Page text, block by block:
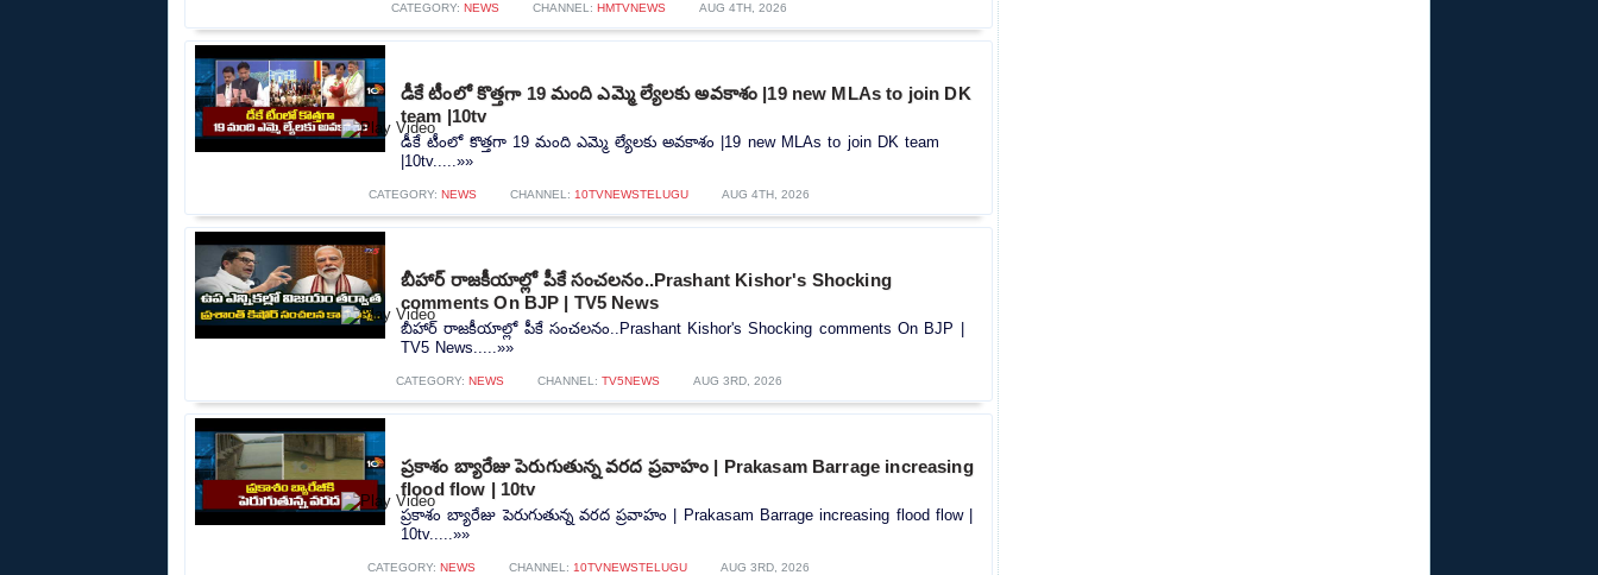
CATEGORY: NEWS CHANNEL: HMTVNEWS AUG 4TH, 2026
డీకే టీంలో కొత్తగా 19 మంది ఎమ్మె ల్యేలకు అవకాశం |19 new MLAs to join DK
team |10tv
డీకే టీంలో కొత్తగా 19 మంది ఎమ్మె ల్యేలకు అవకాశం |19 new MLAs to join DK team
|10tv.....»»
CATEGORY: NEWS CHANNEL: 10TVNEWSTELUGU AUG 4TH, 2026
బీహార్ రాజకీయాల్లో పీకే సంచలనం..Prashant Kishor's Shocking
comments On BJP | TV5 News
బీహార్ రాజకీయాల్లో పీకే సంచలనం..Prashant Kishor's Shocking comments On BJP |
TV5 News.....»»
CATEGORY: NEWS CHANNEL: TV5NEWS AUG 3RD, 2026
ప్రకాశం బ్యారేజు పెరుగుతున్న వరద ప్రవాహం | Prakasam Barrage increasing
flood flow | 10tv
ప్రకాశం బ్యారేజు పెరుగుతున్న వరద ప్రవాహం | Prakasam Barrage increasing flood flow |
10tv.....»»
CATEGORY: NEWS CHANNEL: 10TVNEWSTELUGU AUG 3RD, 2026